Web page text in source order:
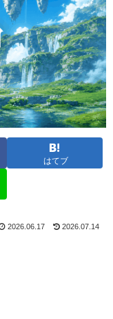
はてブ
2026.06.17 2026.07.14